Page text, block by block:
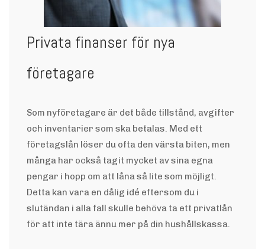
Privata finanser för nya
företagare
Som nyföretagare är det både tillstånd, avgifter
och inventarier som ska betalas. Med ett
företagslån löser du ofta den värsta biten, men
många har också tagit mycket av sina egna
pengar i hopp om att låna så lite som möjligt.
Detta kan vara en dålig idé eftersom du i
slutändan i alla fall skulle behöva ta ett privatlån
för att inte tära ännu mer på din hushållskassa.